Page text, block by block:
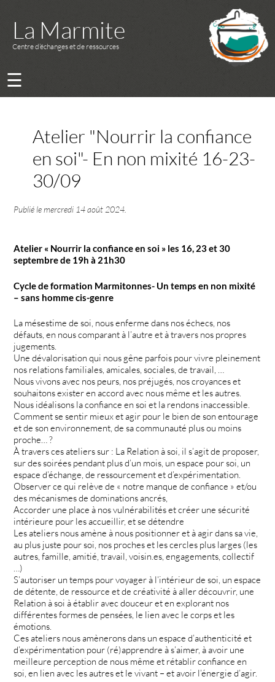
La Marmite
Centre d’échanges et de ressources
☰
Atelier "Nourrir la confiance
en soi"- En non mixité 16-23-
30/09
Publié lemercredi 14 août 2024
Atelier « Nourrir la confiance en soi » les 16, 23 et 30
septembre de 19h à 21h30
Cycle de formation Marmitonnes- Un temps en non mixité
– sans homme cis-genre
La mésestime de soi, nous enferme dans nos échecs, nos
défauts, en nous comparant à l’autre et à travers nos propres
jugements.
Une dévalorisation qui nous gêne parfois pour vivre pleinement
nos relations familiales, amicales, sociales, de travail, …
Nous vivons avec nos peurs, nos préjugés, nos croyances et
souhaitons exister en accord avec nous même et les autres.
Nous idéalisons la confiance en soi et la rendons inaccessible.
Comment se sentir mieux et agir pour le bien de son entourage
et de son environnement, de sa communauté plus ou moins
proche… ?
À travers ces ateliers sur : La Relation à soi, il s’agit de proposer,
sur des soirées pendant plus d’un mois, un espace pour soi, un
espace d’échange, de ressourcement et d’expérimentation.
Observer ce qui relève de « notre manque de confiance » et/ou
des mécanismes de dominations ancrés,
Accorder une place à nos vulnérabilités et créer une sécurité
intérieure pour les accueillir, et se détendre
Les ateliers nous amène à nous positionner et à agir dans sa vie,
au plus juste pour soi, nos proches et les cercles plus larges (les
autres, famille, amitié, travail, voisin.es, engagements, collectif
…)
S’autoriser un temps pour voyager à l’intérieur de soi, un espace
de détente, de ressource et de créativité à aller découvrir, une
Relation à soi à établir avec douceur et en explorant nos
différentes formes de pensées, le lien avec le corps et les
émotions.
Ces ateliers nous amènerons dans un espace d’authenticité et
d’expérimentation pour (ré)apprendre à s’aimer, à avoir une
meilleure perception de nous même et rétablir confiance en
soi, en lien avec les autres et le vivant – et avoir l’énergie d’agir.